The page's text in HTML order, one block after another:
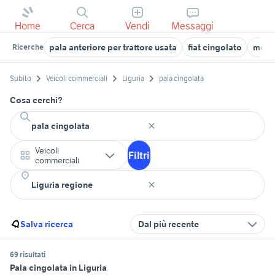
Home Cerca Vendi Messaggi
Ricerche pala anteriore per trattore usata fiat cingolato
Subito Veicoli commerciali Liguria pala cingolata
Cosa cerchi?
Veicoli
commerciali
Filtri
Salva ricerca Dal più recente
69 risultati
Pala cingolata in Liguria